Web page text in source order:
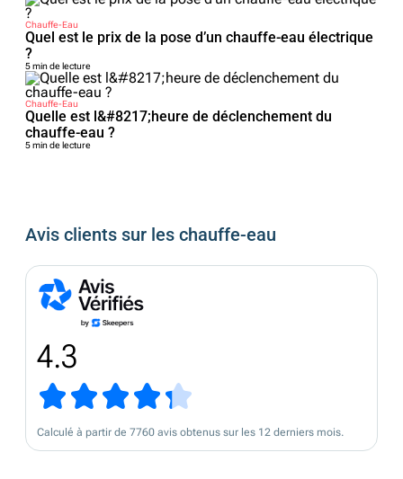
Chauffe-Eau
Quel est le prix de la pose d’un chauffe-eau électrique
?
5 min de lecture
Chauffe-Eau
Quelle est l&#8217;heure de déclenchement du
chauffe-eau ?
5 min de lecture
Avis clients sur les chauffe-eau
4.3
Calculé à partir de 7760 avis obtenus sur les 12 derniers mois.